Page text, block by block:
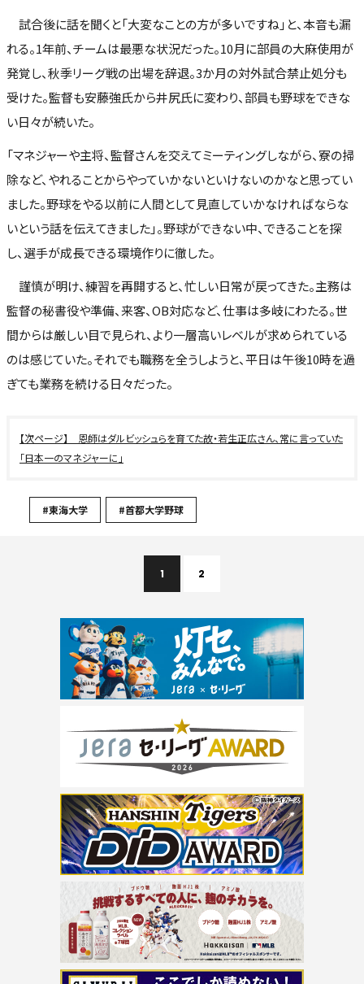
試合後に話を聞くと「大変なことの方が多いですね」と、本音も漏
れる。1年前、チームは最悪な状況だった。10月に部員の大麻使用が
発覚し、秋季リーグ戦の出場を辞退。3か月の対外試合禁止処分も
受けた。監督も安藤強氏から井尻氏に変わり、部員も野球をできな
い日々が続いた。
「マネジャーや主将、監督さんを交えてミーティングしながら、寮の掃
除など、やれることからやっていかないといけないのかなと思ってい
ました。野球をやる以前に人間として見直していかなければならな
いという話を伝えてきました」。野球ができない中、できることを探
し、選手が成長できる環境作りに徹した。
謹慎が明け、練習を再開すると、忙しい日常が戻ってきた。主務は
監督の秘書役や準備、来客、OB対応など、仕事は多岐にわたる。世
間からは厳しい目で見られ、より一層高いレベルが求められている
のは感じていた。それでも職務を全うしようと、平日は午後10時を過
ぎても業務を続ける日々だった。
恩師はダルビッシュらを育てた故・若生正広さん、常に言っていた
「日本一のマネジャーに」
#東海大学 #首都大学野球
1 2